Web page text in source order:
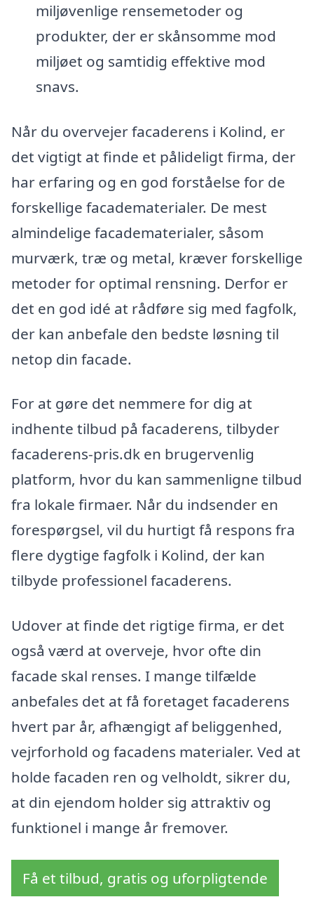
miljøvenlige rensemetoder og
produkter, der er skånsomme mod
miljøet og samtidig effektive mod
snavs.
Når du overvejer facaderens i Kolind, er
det vigtigt at finde et pålideligt firma, der
har erfaring og en god forståelse for de
forskellige facadematerialer. De mest
almindelige facadematerialer, såsom
murværk, træ og metal, kræver forskellige
metoder for optimal rensning. Derfor er
det en god idé at rådføre sig med fagfolk,
der kan anbefale den bedste løsning til
netop din facade.
For at gøre det nemmere for dig at
indhente tilbud på facaderens, tilbyder
facaderens-pris.dk en brugervenlig
platform, hvor du kan sammenligne tilbud
fra lokale firmaer. Når du indsender en
forespørgsel, vil du hurtigt få respons fra
flere dygtige fagfolk i Kolind, der kan
tilbyde professionel facaderens.
Udover at finde det rigtige firma, er det
også værd at overveje, hvor ofte din
facade skal renses. I mange tilfælde
anbefales det at få foretaget facaderens
hvert par år, afhængigt af beliggenhed,
vejrforhold og facadens materialer. Ved at
holde facaden ren og velholdt, sikrer du,
at din ejendom holder sig attraktiv og
funktionel i mange år fremover.
Få et tilbud, gratis og uforpligtende